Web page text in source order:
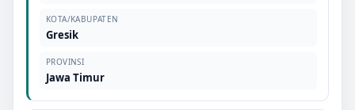
KOTA/KABUPATEN
Gresik
PROVINSI
Jawa Timur